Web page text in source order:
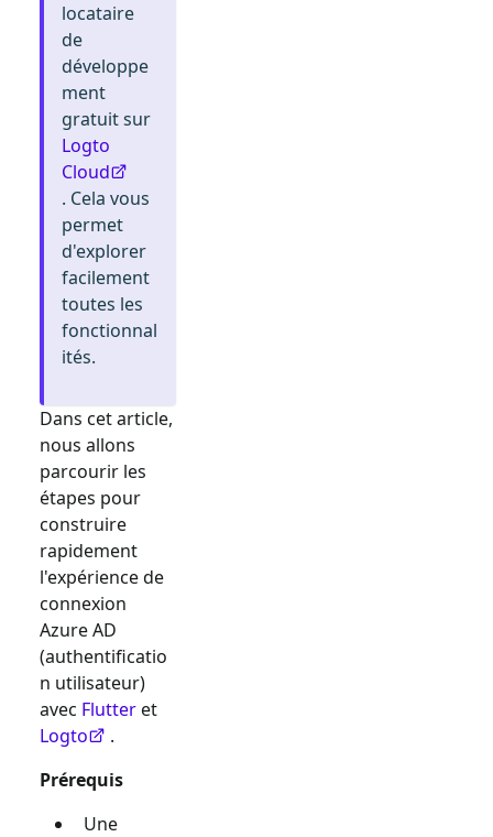
locataire
de
développe
ment
gratuit sur
Logto
Cloud
. Cela vous
permet
d'explorer
facilement
toutes les
fonctionnal
ités.
Dans cet article,
nous allons
parcourir les
étapes pour
construire
rapidement
l'expérience de
connexion
Azure AD
(authentificatio
n utilisateur)
avec Flutteret
Logto
.
Prérequis
Une